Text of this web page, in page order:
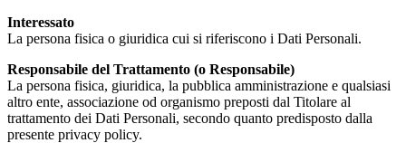
Interessato
La persona fisica o giuridica cui si riferiscono i Dati Personali.
Responsabile del Trattamento (o Responsabile)
La persona fisica, giuridica, la pubblica amministrazione e qualsiasi
altro ente, associazione od organismo preposti dal Titolare al
trattamento dei Dati Personali, secondo quanto predisposto dalla
presente privacy policy.